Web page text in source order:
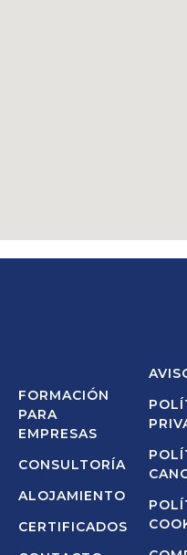
FORMACIÓN
PARA
EMPRESAS
CONSULTORÍA
ALOJAMIENTO
CERTIFICADOS